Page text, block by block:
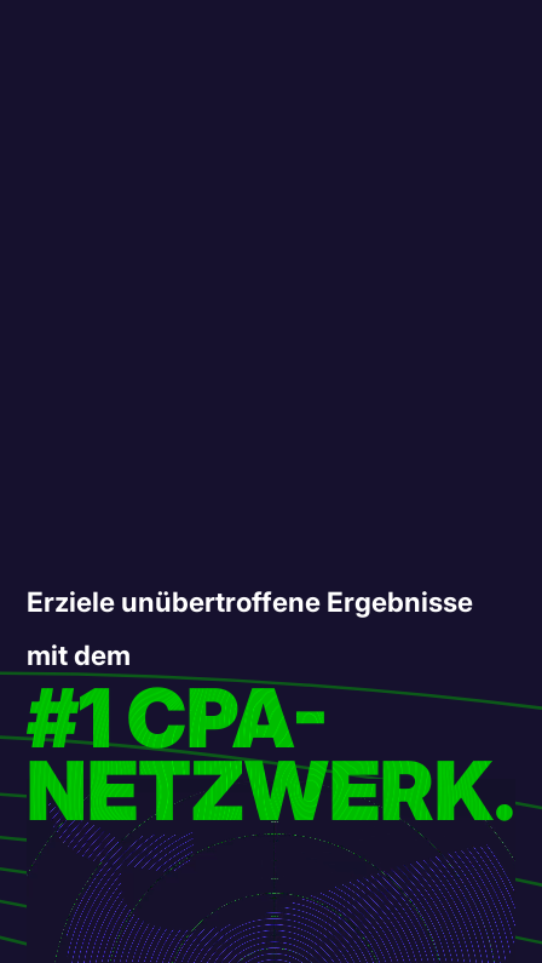
Erziele unübertroffene Ergebnisse
mit dem
#1 CPA-
NETZWERK.